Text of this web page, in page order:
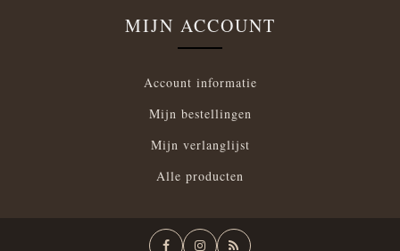
MIJN ACCOUNT
Account informatie
Mijn bestellingen
Mijn verlanglijst
Alle producten